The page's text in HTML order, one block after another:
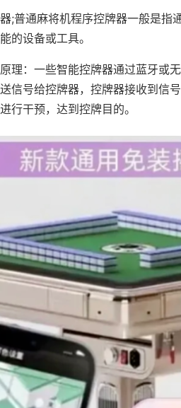
;普通麻将机程序控牌器一般是指
的设备或工具。
理：一些智能控牌器通过蓝牙或
信号给控牌器，控牌器接收到信
行干预，达到控牌目的。